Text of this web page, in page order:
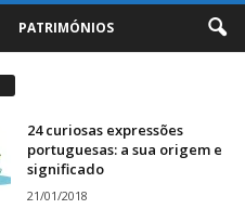
PATRIMÓNIOS
24 curiosas expressões
portuguesas: a sua origem e
significado
21/01/2018